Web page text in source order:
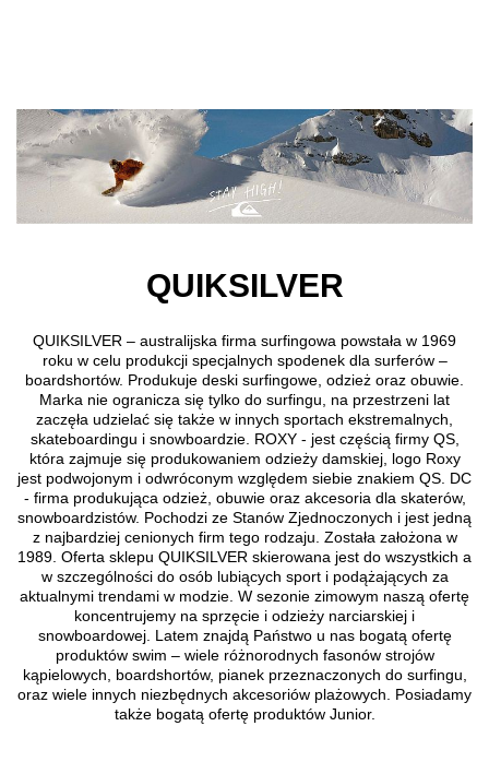
QUIKSILVER
QUIKSILVER – australijska firma surfingowa powstała w 1969
roku w celu produkcji specjalnych spodenek dla surferów –
boardshortów. Produkuje deski surfingowe, odzież oraz obuwie.
Marka nie ogranicza się tylko do surfingu, na przestrzeni lat
zaczęła udzielać się także w innych sportach ekstremalnych,
skateboardingu i snowboardzie. ROXY - jest częścią firmy QS,
która zajmuje się produkowaniem odzieży damskiej, logo Roxy
jest podwojonym i odwróconym względem siebie znakiem QS. DC
- firma produkująca odzież, obuwie oraz akcesoria dla skaterów,
snowboardzistów. Pochodzi ze Stanów Zjednoczonych i jest jedną
z najbardziej cenionych firm tego rodzaju. Została założona w
1989. Oferta sklepu QUIKSILVER skierowana jest do wszystkich a
w szczególności do osób lubiących sport i podążających za
aktualnymi trendami w modzie. W sezonie zimowym naszą ofertę
koncentrujemy na sprzęcie i odzieży narciarskiej i
snowboardowej. Latem znajdą Państwo u nas bogatą ofertę
produktów swim – wiele różnorodnych fasonów strojów
kąpielowych, boardshortów, pianek przeznaczonych do surfingu,
oraz wiele innych niezbędnych akcesoriów plażowych. Posiadamy
także bogatą ofertę produktów Junior.